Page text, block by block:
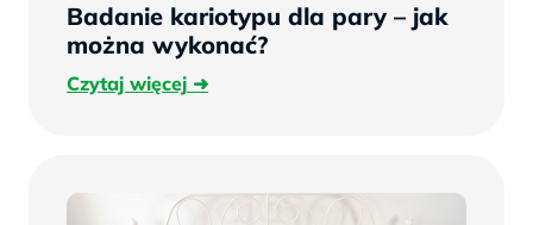
Badanie kariotypu dla pary – jak
można wykonać?
Czytaj więcejCzytaj